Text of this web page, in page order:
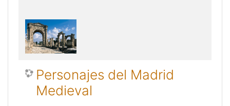
Personajes del Madrid
Medieval